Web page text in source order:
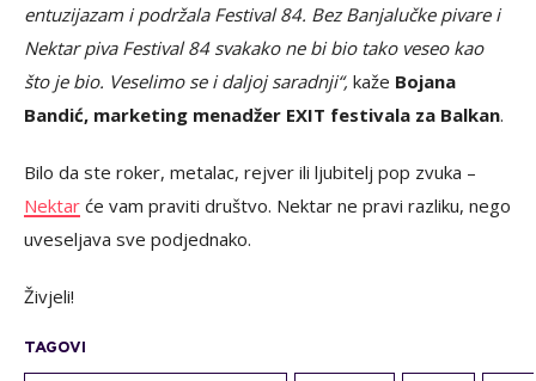
entuzijazam i podržala Festival 84. Bez Banjalučke pivare i
Nektar piva Festival 84 svakako ne bi bio tako veseo kao
što je bio. Veselimo se i daljoj saradnji“, kaže Bojana
Bandić, marketing menadžer EXIT festivala za Balkan.
Bilo da ste roker, metalac, rejver ili ljubitelj pop zvuka –
Nektar će vam praviti društvo. Nektar ne pravi razliku, nego
uveseljava sve podjednako.
Živjeli!
TAGOVI